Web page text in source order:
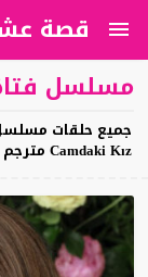
قصة
مسلسل
جميع حلقات
Camdaki Kız مترجم كامل اون لاين على موقع قصة عشق